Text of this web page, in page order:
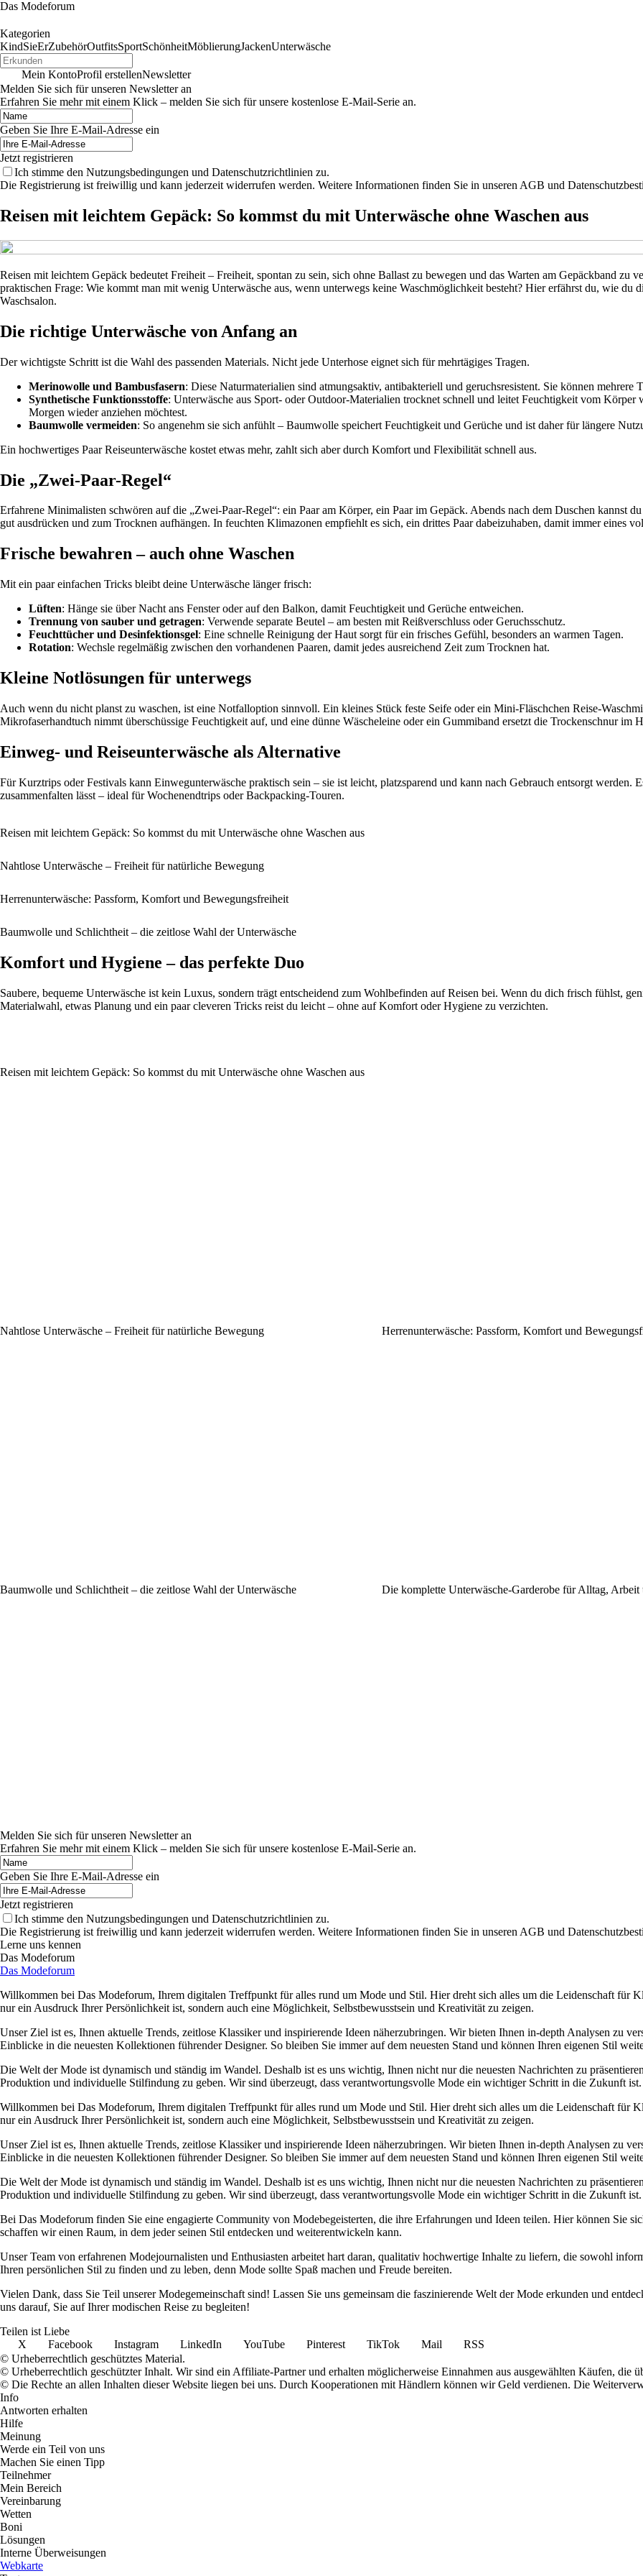
Das Modeforum
Kategorien
KindSieErZubehörOutfitsSportSchönheitMöblierungJackenUnterwäsche
Mein KontoProfil erstellenNewsletter
Melden Sie sich für unseren Newsletter an
Erfahren Sie mehr mit einem Klick – melden Sie sich für unsere kostenlose E-Mail-Serie an.
Geben Sie Ihre E-Mail-Adresse ein
Jetzt registrieren
Ich stimme den Nutzungsbedingungen und Datenschutzrichtlinien zu.
Die Registrierung ist freiwillig und kann jederzeit widerrufen werden. Weitere Informationen finden Sie in unseren AGB und
Reisen mit leichtem Gepäck: So kommst du mit Unterwäsche ohne Waschen aus
Reisen mit leichtem Gepäck bedeutet Freiheit – Freiheit, spontan zu sein, sich ohne Ballast zu bewegen und das Warten am Gepäckband zu
praktischen Frage: Wie kommt man mit wenig Unterwäsche aus, wenn unterwegs keine Waschmöglichkeit besteht? Hier erfährst du, wie du
Waschsalon.
Die richtige Unterwäsche von Anfang an
Der wichtigste Schritt ist die Wahl des passenden Materials. Nicht jede Unterhose eignet sich für mehrtägiges Tragen.
Merinowolle und Bambusfasern: Diese Naturmaterialien sind atmungsaktiv, antibakteriell und geruchsresistent. Sie können mehrere
Synthetische Funktionsstoffe: Unterwäsche aus Sport- oder Outdoor-Materialien trocknet schnell und leitet Feuchtigkeit vom Körper
Morgen wieder anziehen möchtest.
Baumwolle vermeiden: So angenehm sie sich anfühlt – Baumwolle speichert Feuchtigkeit und Gerüche und ist daher für längere
Ein hochwertiges Paar Reiseunterwäsche kostet etwas mehr, zahlt sich aber durch Komfort und Flexibilität schnell aus.
Die „Zwei-Paar-Regel“
Erfahrene Minimalisten schwören auf die „Zwei-Paar-Regel“: ein Paar am Körper, ein Paar im Gepäck. Abends nach dem Duschen kannst
gut ausdrücken und zum Trocknen aufhängen. In feuchten Klimazonen empfiehlt es sich, ein drittes Paar dabeizuhaben, damit immer eines
Frische bewahren – auch ohne Waschen
Mit ein paar einfachen Tricks bleibt deine Unterwäsche länger frisch:
Lüften: Hänge sie über Nacht ans Fenster oder auf den Balkon, damit Feuchtigkeit und Gerüche entweichen.
Trennung von sauber und getragen: Verwende separate Beutel – am besten mit Reißverschluss oder Geruchsschutz.
Feuchttücher und Desinfektionsgel: Eine schnelle Reinigung der Haut sorgt für ein frisches Gefühl, besonders an warmen Tagen.
Rotation: Wechsle regelmäßig zwischen den vorhandenen Paaren, damit jedes ausreichend Zeit zum Trocknen hat.
Kleine Notlösungen für unterwegs
Auch wenn du nicht planst zu waschen, ist eine Notfalloption sinnvoll. Ein kleines Stück feste Seife oder ein Mini-Fläschchen Reise-
Mikrofaserhandtuch nimmt überschüssige Feuchtigkeit auf, und eine dünne Wäscheleine oder ein Gummiband ersetzt die Trockenschnur im
Einweg- und Reiseunterwäsche als Alternative
Für Kurztrips oder Festivals kann Einwegunterwäsche praktisch sein – sie ist leicht, platzsparend und kann nach Gebrauch entsorgt werden.
zusammenfalten lässt – ideal für Wochenendtrips oder Backpacking-Touren.
Reisen mit leichtem Gepäck: So kommst du mit Unterwäsche ohne Waschen aus
Nahtlose Unterwäsche – Freiheit für natürliche Bewegung
Herrenunterwäsche: Passform, Komfort und Bewegungsfreiheit
Baumwolle und Schlichtheit – die zeitlose Wahl der Unterwäsche
Komfort und Hygiene – das perfekte Duo
Saubere, bequeme Unterwäsche ist kein Luxus, sondern trägt entscheidend zum Wohlbefinden auf Reisen bei. Wenn du dich frisch fühlst,
Materialwahl, etwas Planung und ein paar cleveren Tricks reist du leicht – ohne auf Komfort oder Hygiene zu verzichten.
Reisen mit leichtem Gepäck: So kommst du mit Unterwäsche ohne Waschen aus
Nahtlose Unterwäsche – Freiheit für natürliche Bewegung Herrenunterwäsche: Passform, Komfort und
Baumwolle und Schlichtheit – die zeitlose Wahl der Unterwäsche Die komplette Unterwäsche-Garderobe für Alltag, Arbeit
Melden Sie sich für unseren Newsletter an
Erfahren Sie mehr mit einem Klick – melden Sie sich für unsere kostenlose E-Mail-Serie an.
Geben Sie Ihre E-Mail-Adresse ein
Jetzt registrieren
Ich stimme den Nutzungsbedingungen und Datenschutzrichtlinien zu.
Die Registrierung ist freiwillig und kann jederzeit widerrufen werden. Weitere Informationen finden Sie in unseren AGB und
Lerne uns kennen
Das Modeforum
Das Modeforum
Willkommen bei Das Modeforum, Ihrem digitalen Treffpunkt für alles rund um Mode und Stil. Hier dreht sich alles um die Leidenschaft für
nur ein Ausdruck Ihrer Persönlichkeit ist, sondern auch eine Möglichkeit, Selbstbewusstsein und Kreativität zu zeigen.
Unser Ziel ist es, Ihnen aktuelle Trends, zeitlose Klassiker und inspirierende Ideen näherzubringen. Wir bieten Ihnen in-depth Analysen zu
Einblicke in die neuesten Kollektionen führender Designer. So bleiben Sie immer auf dem neuesten Stand und können Ihren eigenen Stil
Die Welt der Mode ist dynamisch und ständig im Wandel. Deshalb ist es uns wichtig, Ihnen nicht nur die neuesten Nachrichten zu
Produktion und individuelle Stilfindung zu geben. Wir sind überzeugt, dass verantwortungsvolle Mode ein wichtiger Schritt in die Zukunft ist.
Willkommen bei Das Modeforum, Ihrem digitalen Treffpunkt für alles rund um Mode und Stil. Hier dreht sich alles um die Leidenschaft für
nur ein Ausdruck Ihrer Persönlichkeit ist, sondern auch eine Möglichkeit, Selbstbewusstsein und Kreativität zu zeigen.
Unser Ziel ist es, Ihnen aktuelle Trends, zeitlose Klassiker und inspirierende Ideen näherzubringen. Wir bieten Ihnen in-depth Analysen zu
Einblicke in die neuesten Kollektionen führender Designer. So bleiben Sie immer auf dem neuesten Stand und können Ihren eigenen Stil
Die Welt der Mode ist dynamisch und ständig im Wandel. Deshalb ist es uns wichtig, Ihnen nicht nur die neuesten Nachrichten zu
Produktion und individuelle Stilfindung zu geben. Wir sind überzeugt, dass verantwortungsvolle Mode ein wichtiger Schritt in die Zukunft ist.
Bei Das Modeforum finden Sie eine engagierte Community von Modebegeisterten, die ihre Erfahrungen und Ideen teilen. Hier können Sie
schaffen wir einen Raum, in dem jeder seinen Stil entdecken und weiterentwickeln kann.
Unser Team von erfahrenen Modejournalisten und Enthusiasten arbeitet hart daran, qualitativ hochwertige Inhalte zu liefern, die sowohl
Ihren persönlichen Stil zu finden und zu leben, denn Mode sollte Spaß machen und Freude bereiten.
Vielen Dank, dass Sie Teil unserer Modegemeinschaft sind! Lassen Sie uns gemeinsam die faszinierende Welt der Mode erkunden und
uns darauf, Sie auf Ihrer modischen Reise zu begleiten!
Teilen ist Liebe
X
Facebook Instagram LinkedIn YouTube Pinterest TikTok Mail
RSS
© Urheberrechtlich geschütztes Material.
© Urheberrechtlich geschützter Inhalt. Wir sind ein Affiliate-Partner und erhalten möglicherweise Einnahmen aus ausgewählten Käufen, die
© Die Rechte an allen Inhalten dieser Website liegen bei uns. Durch Kooperationen mit Händlern können wir Geld verdienen. Die
Info
Antworten erhalten
Hilfe
Meinung
Werde ein Teil von uns
Machen Sie einen Tipp
Teilnehmer
Mein Bereich
Vereinbarung
Wetten
Boni
Lösungen
Interne Überweisungen
Webkarte